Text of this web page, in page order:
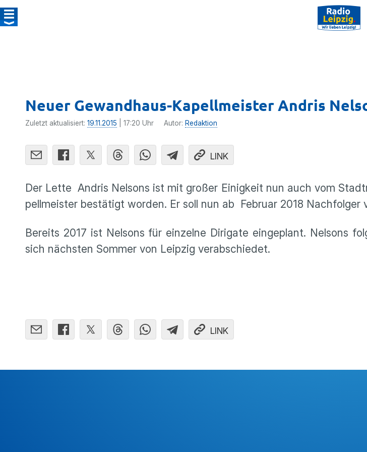
Neuer Gewandhaus-Kapellmeister Andris
Zuletzt aktualisiert: 19.11.2015 | 17:20 Uhr Autor: Redaktion
LINK
Der Lette Andris Nelsons ist mit großer Einig­keit nun auch vom
pell­meister bestä­tigt worden. Er soll nun ab Februar 2018 Nachfolger
Bereits 2017 ist Nelsons für einzelne Dirigate einge­plant. Nelsons
sich nächsten Sommer von Leipzig verab­schiedet.
LINK